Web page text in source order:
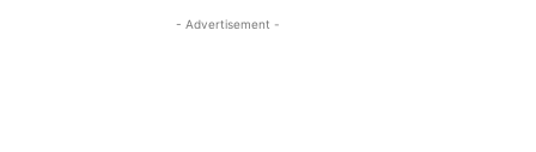
- Advertisement -